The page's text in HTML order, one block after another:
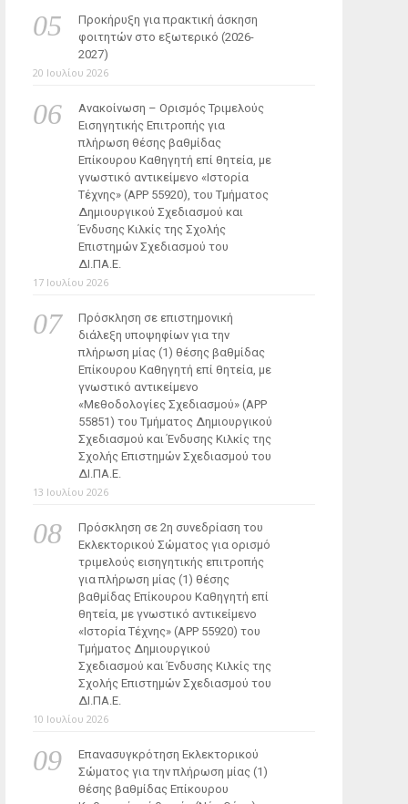
Προκήρυξη για πρακτική άσκηση
φοιτητών στο εξωτερικό (2026-
2027)
20 Ιουλίου 2026
Ανακοίνωση – Ορισμός Τριμελούς
Εισηγητικής Επιτροπής για
πλήρωση θέσης βαθμίδας
Επίκουρου Καθηγητή επί θητεία, με
γνωστικό αντικείμενο «Ιστορία
Τέχνης» (ΑΡΡ 55920), του Τμήματος
Δημιουργικού Σχεδιασμού και
Ένδυσης Κιλκίς της Σχολής
Επιστημών Σχεδιασμού του
ΔΙ.ΠΑ.Ε.
17 Ιουλίου 2026
Πρόσκληση σε επιστημονική
διάλεξη υποψηφίων για την
πλήρωση μίας (1) θέσης βαθμίδας
Επίκουρου Καθηγητή επί θητεία, με
γνωστικό αντικείμενο
«Μεθοδολογίες Σχεδιασμού» (ΑΡΡ
55851) του Τμήματος Δημιουργικού
Σχεδιασμού και Ένδυσης Κιλκίς της
Σχολής Επιστημών Σχεδιασμού του
ΔΙ.ΠΑ.Ε.
13 Ιουλίου 2026
Πρόσκληση σε 2η συνεδρίαση του
Εκλεκτορικού Σώματος για ορισμό
τριμελούς εισηγητικής επιτροπής
για πλήρωση μίας (1) θέσης
βαθμίδας Επίκουρου Καθηγητή επί
θητεία, με γνωστικό αντικείμενο
«Ιστορία Τέχνης» (ΑΡΡ 55920) του
Τμήματος Δημιουργικού
Σχεδιασμού και Ένδυσης Κιλκίς της
Σχολής Επιστημών Σχεδιασμού του
ΔΙ.ΠΑ.Ε.
10 Ιουλίου 2026
Επανασυγκρότηση Εκλεκτορικού
Σώματος για την πλήρωση μίας (1)
θέσης βαθμίδας Επίκουρου